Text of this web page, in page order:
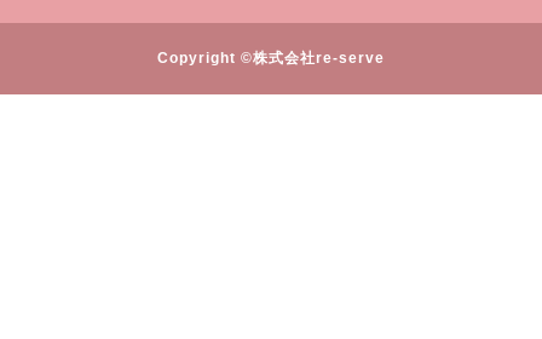
Copyright ©株式会社re-serve